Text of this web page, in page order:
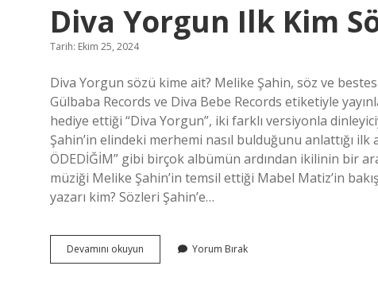
Diva Yorgun Ilk Kim
Tarih: Ekim 25, 2024
Diva Yorgun sözü kime ait? Melike Şahin, söz ve
Gülbaba Records ve Diva Bebe Records etiketiyle
hediye ettiği “Diva Yorgun”, iki farklı versiyonla
Şahin’in elindeki merhemi nasıl bulduğunu anlattığı
ÖDEDİĞİM” gibi birçok albümün ardından ikilinin bir
müziği Melike Şahin’in temsil ettiği Mabel Matiz’in
yazarı kim? Sözleri Şahin’e…
Devamını okuyun
Yorgun
Yorum Bırak